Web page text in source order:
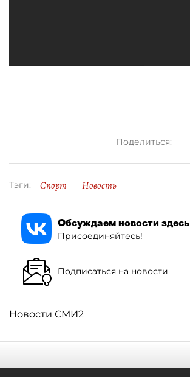
Поделиться:
Тэги: Спорт Новость
Обсуждаем новости здесь
Присоединяйтесь!
Подписаться на новости
Новости СМИ2